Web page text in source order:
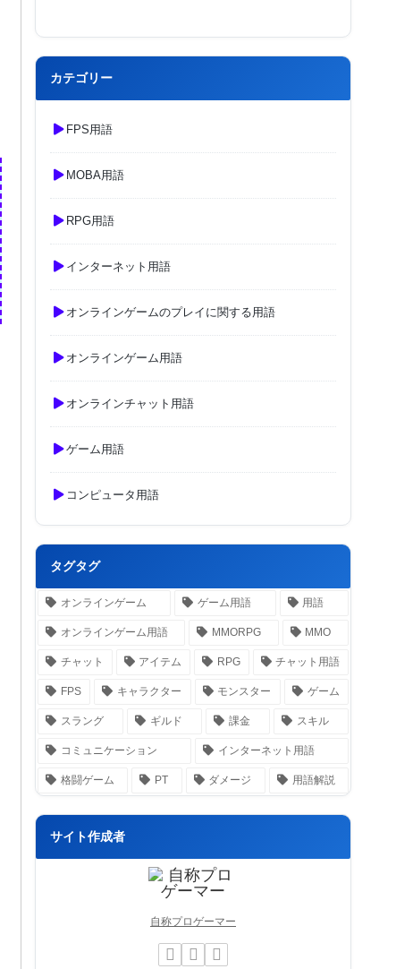
カテゴリー
FPS用語
MOBA用語
RPG用語
インターネット用語
オンラインゲームのプレイに関する用語
オンラインゲーム用語
オンラインチャット用語
ゲーム用語
コンピュータ用語
タグタグ
オンラインゲーム ゲーム用語 用語
オンラインゲーム用語 MMORPG MMO
チャット アイテム RPG チャット用語
FPS キャラクター モンスター ゲーム
スラング ギルド 課金 スキル
コミュニケーション インターネット用語
格闘ゲーム PT ダメージ 用語解説
サイト作成者
自称プロゲーマー